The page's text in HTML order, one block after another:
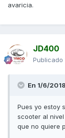
avaricia.
JD400
Publicado
En 1/6/
Pues yo estoy
scooter al
que no quiere